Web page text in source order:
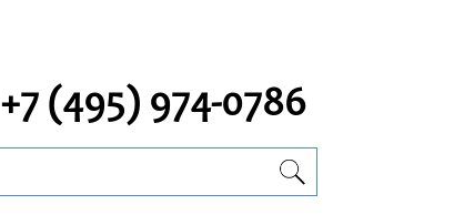
+7 (495) 974-0786